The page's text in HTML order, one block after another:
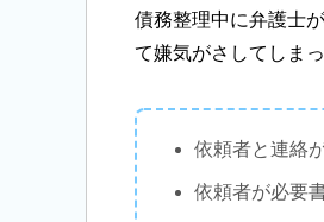
債務整理中に弁護士
て嫌気がさしてしま
依頼者と連絡
依頼者が必要